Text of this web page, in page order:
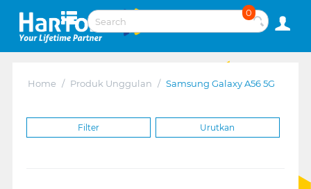
0
Home / Produk Unggulan / Samsung Galaxy A56 5G
Filter Urutkan